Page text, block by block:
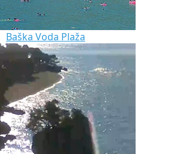
Baška Voda Plaža